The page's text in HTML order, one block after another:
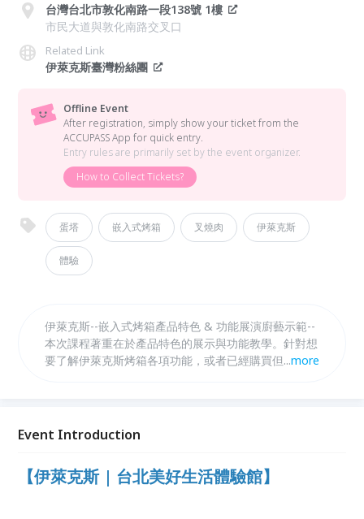
台灣台北市敦化南路一段138號 1樓
市民大道與敦化南路交叉口
Related Link
伊萊克斯臺灣粉絲團
Offline Event
After registration, simply show your ticket from the
ACCUPASS App for quick entry.
Entry rules are primarily set by the event organizer.
How to Collect Tickets?
蛋塔 嵌入式烤箱 叉燒肉 伊萊克斯
體驗
伊萊克斯--嵌入式烤箱產品特色 & 功能展演廚藝示範--
本次課程著重在於產品特色的展示與功能教學。針對想
要了解伊萊克斯烤箱各項功能，或者已經購買但不太會
...more
Event Introduction
【伊萊克斯 | 台北美好生活體驗館】